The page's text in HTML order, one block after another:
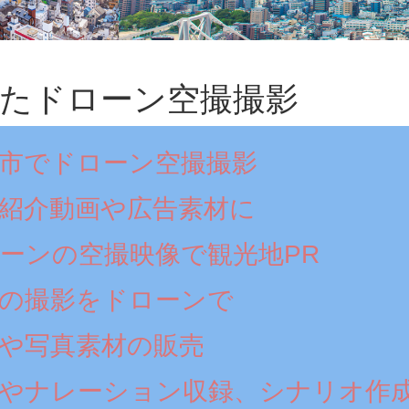
ドローン空撮撮影
でドローン空撮撮影
介動画や広告素材に
ンの空撮映像で観光地PR
撮影をドローンで
写真素材の販売
ナレーション収録、シナリオ作